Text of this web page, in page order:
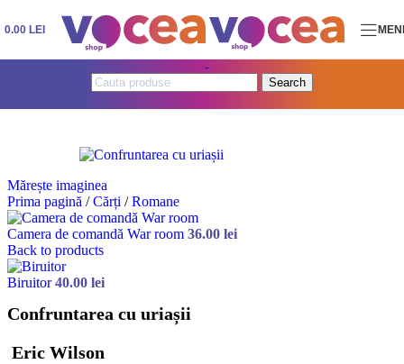
Skip to navigationSkip to main content
0.00 LEI
Search
Mărește imaginea
Prima pagină / Cărți / Romane
Camera de comandă War room 36.00 lei
Back to products
Biruitor40.00 lei
Confruntarea cu uriașii
Eric Wilson